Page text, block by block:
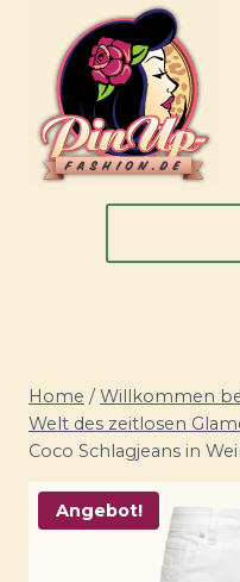
springen
Home / Willkommen
Welt des zeitlosen
Coco Schlagjeans in
Angebot!